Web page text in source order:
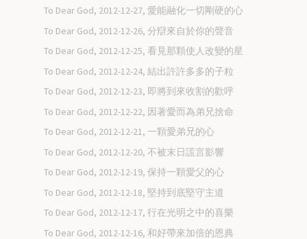
To Dear God, 2012-12-27, 愛能融化一切剛硬的心
To Dear God, 2012-12-26, 分辯來自於你的聲音
To Dear God, 2012-12-25, 看見那顆使人改變的星
To Dear God, 2012-12-24, 結出許許多多的子粒
To Dear God, 2012-12-23, 即將到來收割的歡呼
To Dear God, 2012-12-22, 因著愛而為弟兄捨命
To Dear God, 2012-12-21, 一顆愛弟兄的心
To Dear God, 2012-12-20, 不被末日謊言影響
To Dear God, 2012-12-19, 保持一顆愛父的心
To Dear God, 2012-12-18, 堅持到底堅守主道
To Dear God, 2012-12-17, 行在光明之中的喜樂
To Dear God, 2012-12-16, 和好帶來加倍的恩典